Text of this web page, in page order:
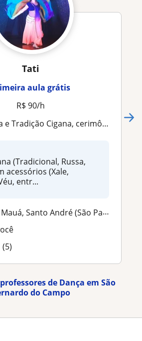
Tati
aula grátis
R$ 90/h
Tradição Cigana, cerimônia do chá
(Tradicional, Russa,
acessórios (Xale,
Véu, entr...
André (São Paulo), São Caetano do Sul, São Paulo,...
(5)
de Dança em São
do Campo